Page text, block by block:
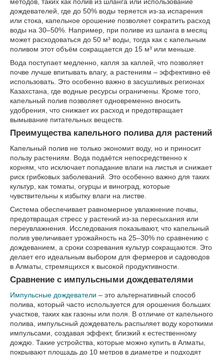
методов, таких как полив из шланга или использование
дождевателей, где до 50% воды теряется из-за испарения
или стока, капельное орошение позволяет сократить расход
воды на 30–50%. Например, при поливе из шланга в месяц
может расходоваться до 50 м³ воды, тогда как с капельным
поливом этот объём сокращается до 15 м³ или меньше.
Вода поступает медленно, капля за каплей, что позволяет
почве лучше впитывать влагу, а растениям – эффективно её
использовать. Это особенно важно в засушливых регионах
Казахстана, где водные ресурсы ограничены. Кроме того,
капельный полив позволяет одновременно вносить
удобрения, что снижает их расход и предотвращает
вымывание питательных веществ.
Преимущества капельного полива для растений
Капельный полив не только экономит воду, но и приносит
пользу растениям. Вода подаётся непосредственно к
корням, что исключает попадание влаги на листья и снижает
риск грибковых заболеваний. Это особенно важно для таких
культур, как томаты, огурцы и виноград, которые
чувствительны к избытку влаги на листве.
Система обеспечивает равномерное увлажнение почвы,
предотвращая стресс у растений из-за пересыхания или
переувлажнения. Исследования показывают, что капельный
полив увеличивает урожайность на 25–30% по сравнению с
дождеванием, а сроки созревания культур сокращаются. Это
делает его идеальным выбором для фермеров и садоводов
в Алматы, стремящихся к высокой продуктивности.
Сравнение с импульсными дождевателями
Импульсные дождеватели – это альтернативный способ
полива, который часто используется для орошения больших
участков, таких как газоны или поля. В отличие от капельного
полива, импульсный дождеватель распыляет воду короткими
импульсами, создавая эффект, близкий к естественному
дождю. Такие устройства, которые можно купить в Алматы,
покрывают площадь до 10 метров в диаметре и подходят